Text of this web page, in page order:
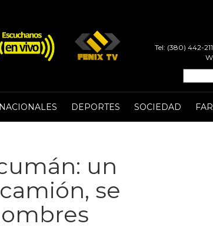
Tel: (380) 442-
DEPORTES SOCIEDAD
un
se